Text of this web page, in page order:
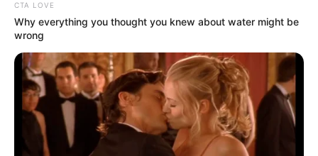
formados. — Imagem/Reprodução/Prefeitura de Manaus .
Saúde com Agente:Agentes concluem o Curso Técnico e
recebem certificado em várias cidades
Publicado
noJASBem01 .julho.2023. Atualizadoem 03 .jujho.2023.
Grupos no WhatsApp
| Aproximadamente 200 mil agentes
comunitários de saúde e agentes de combate às endemias dos
CTA LOVE
Why everything you thought you knew about water might be
wrong